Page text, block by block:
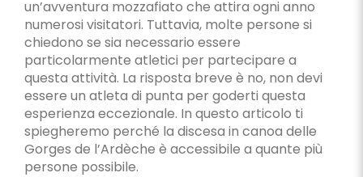
un’avventura mozzafiato che attira ogni anno
numerosi visitatori. Tuttavia, molte persone si
chiedono se sia necessario essere
particolarmente atletici per partecipare a
questa attività. La risposta breve è no, non devi
essere un atleta di punta per goderti questa
esperienza eccezionale. In questo articolo ti
spiegheremo perché la discesa in canoa delle
Gorges de l’Ardèche è accessibile a quante più
persone possibile.